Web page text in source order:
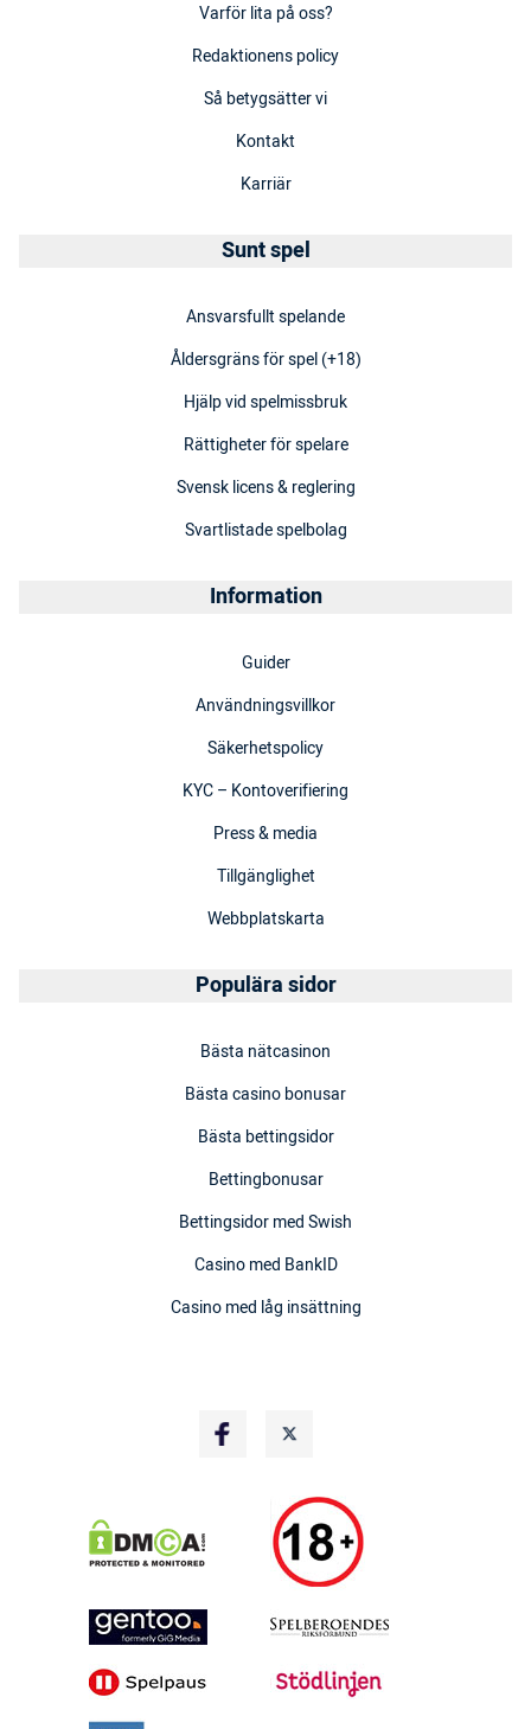
Varför lita på oss?
Redaktionens policy
Så betygsätter vi
Kontakt
Karriär
Sunt spel
Ansvarsfullt spelande
Åldersgräns för spel (+18)
Hjälp vid spelmissbruk
Rättigheter för spelare
Svensk licens & reglering
Svartlistade spelbolag
Information
Guider
Användningsvillkor
Säkerhetspolicy
KYC – Kontoverifiering
Press & media
Tillgänglighet
Webbplatskarta
Populära sidor
Bästa nätcasinon
Bästa casino bonusar
Bästa bettingsidor
Bettingbonusar
Bettingsidor med Swish
Casino med BankID
Casino med låg insättning